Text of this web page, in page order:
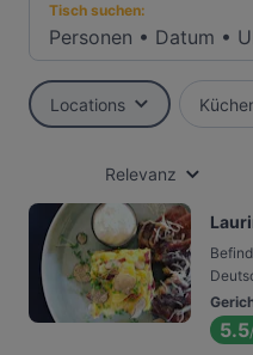
Tisch suchen:
Personen • Datum •
Locations
Relevanz
5.5